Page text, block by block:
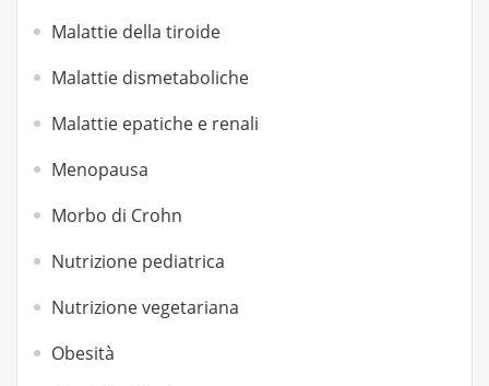
Malattie della tiroide
Malattie dismetaboliche
Malattie epatiche e renali
Menopausa
Morbo di Crohn
Nutrizione pediatrica
Nutrizione vegetariana
Obesità